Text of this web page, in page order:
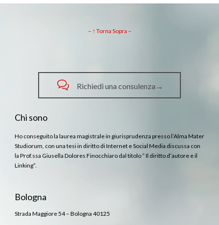
– ↑ Torna Sopra –
 Richiedi una consulenza→
Chi sono
Ho conseguito la laurea magistrale in giurisprudenza presso l’Alma Mater
Studiorum, con una tesi in diritto di Internet e Social Media discussa con
la Prof.ssa Giusella Dolores Finocchiaro dal titolo ” Il diritto d’autore e il
Linking”.
Bologna
Strada Maggiore 54 – Bologna 40125